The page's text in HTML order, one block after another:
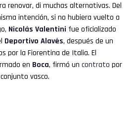
renovar, di muchas alternativas. Del
intención, si no hubiera vuelto a
Nicolás Valentini fue oficializado
Deportivo Alavés, después de un
por la Fiorentina de Italia. El
en Boca, firmó un contrato por
vasco.